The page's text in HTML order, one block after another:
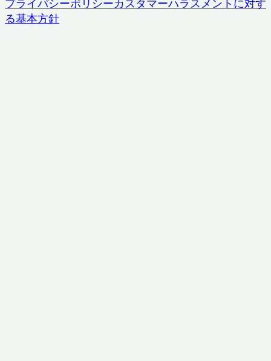
プライバシーポリシーカスタマーハラスメントに対す
る基本方針